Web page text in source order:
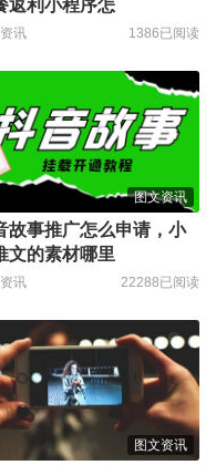
返利小程序怎
讯 1386已阅读
图文资讯
故事推广怎么申请，小
文的素材哪里
讯 22288已阅读
图文资讯